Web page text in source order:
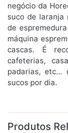
negócio da
suco de laranja
de
máquina
cascas. É
cafeterias,
padarias, etc...
sucos por dia.
Produtos